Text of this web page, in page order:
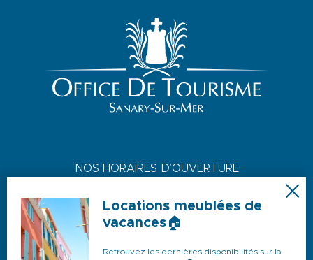
NOS HORAIRES D’OUVERTURE
JUILLET & AOÛT
Du lundi au dimanche : 9h-19h
AVRIL, MAI, JUIN, SEPTEMBRE & OCTOBRE
Locations meublées de
vacances🏠
Retrouvez les dernières disponibilités sur la